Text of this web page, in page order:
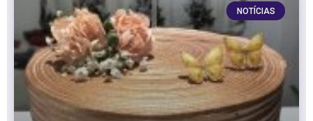
NOTÍCIAS